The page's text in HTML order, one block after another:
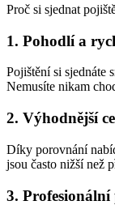
Proč si sjednat
1. Pohodlí a
Pojištění si sjednáte
Nemusíte nikam
2. Výhodnější
Díky porovnání
jsou často nižší než
3.